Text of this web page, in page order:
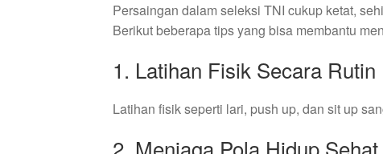
Persaingan dalam seleksi TNI cukup ketat,
Berikut beberapa tips yang bisa membantu
1. Latihan Fisik Secara Rutin
Latihan fisik seperti lari, push up, dan sit up